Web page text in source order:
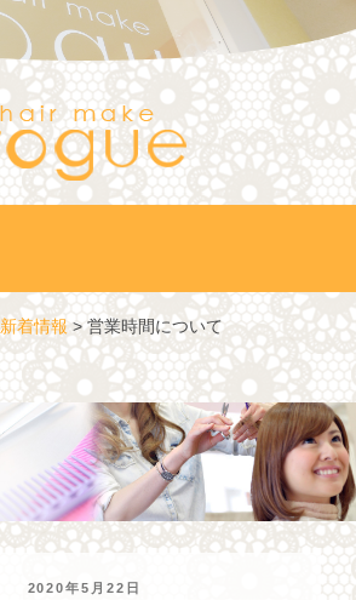
新着情報>営業時間について
投
2020年5月22日